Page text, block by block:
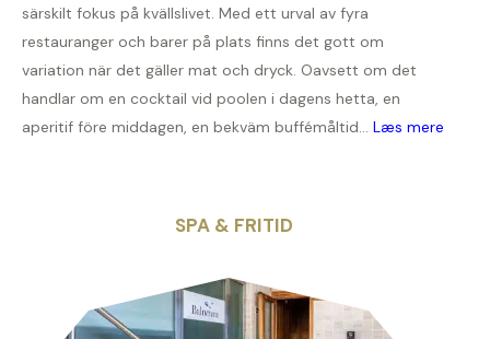
särskilt fokus på kvällslivet. Med ett urval av fyra
restauranger och barer på plats finns det gott om
variation när det gäller mat och dryck. Oavsett om det
handlar om en cocktail vid poolen i dagens hetta, en
aperitif före middagen, en bekväm buffémåltid... Læs mere
SPA & FRITID